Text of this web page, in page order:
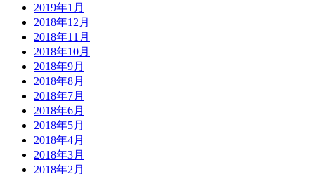
2019年1月
2018年12月
2018年11月
2018年10月
2018年9月
2018年8月
2018年7月
2018年6月
2018年5月
2018年4月
2018年3月
2018年2月